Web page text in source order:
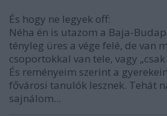
És hogy ne legyek off:
Néha én is utazom a Baja-
tényleg üres a vége felé, de van
csoportokkal van tele, vagy
És reményeim szerint a
fővárosi tanulók lesznek. Tehát
sajnálom...